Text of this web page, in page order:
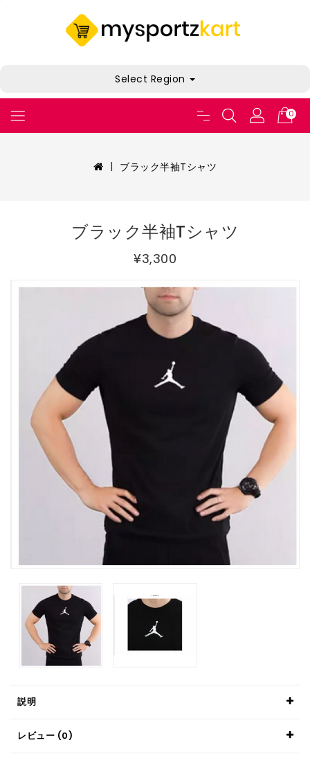
Select Region
0
ブラック半袖Tシャツ
ブラック半袖Tシャツ
¥3,300
説明
レビュー (0)